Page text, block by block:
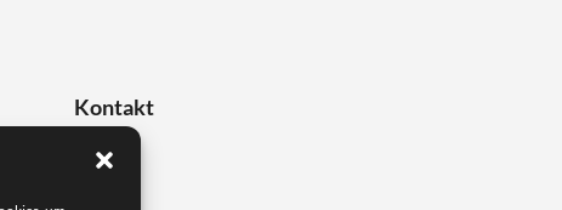
Kontakt